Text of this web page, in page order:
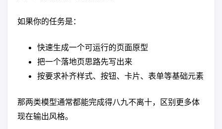
如果你的任务是：
快速生成一个可运行的页面原型
把一个落地页思路先写出来
按要求补齐样式、按钮、卡片、表单等基础元素
那两类模型通常都能完成得八九不离十，区别更多体
现在输出风格。